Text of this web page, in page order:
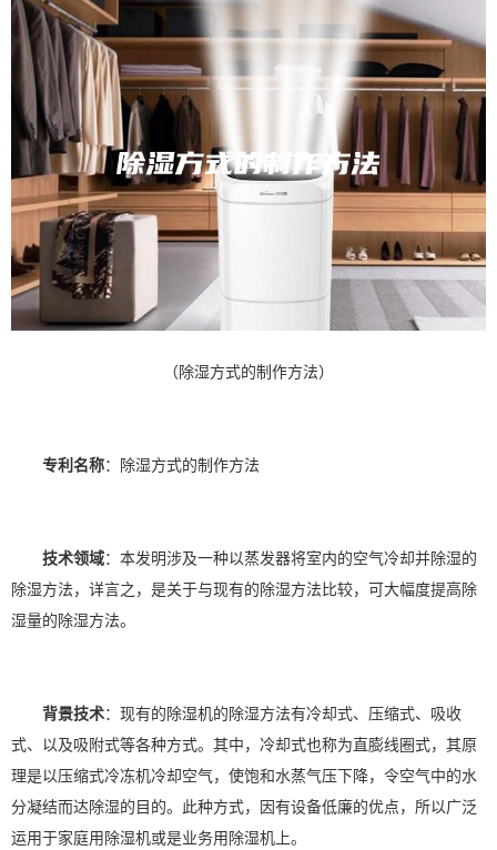
（除湿方式的制作方法）
专利名称： 除湿方式的制作方法
技术领域：本发明涉及一种以蒸发器将室内的空气冷却并除湿的
除湿方法，详言之，是关于与现有的除湿方法比较，可大幅度提高除
湿量的除湿方法。
背景技术：现有的除湿机的除湿方法有冷却式、压缩式、吸收
式、以及吸附式等各种方式。其中，冷却式也称为直膨线圈式，其原
理是以压缩式冷冻机冷却空气，使饱和水蒸气压下降，令空气中的水
分凝结而达除湿的目的。此种方式，因有设备低廉的优点，所以广泛
运用于家庭用除湿机或是业务用除湿机上。